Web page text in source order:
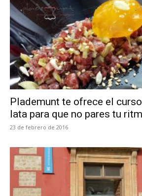
Plademunt te ofrece el
lata para que no pares tu
23 de febrero de 2016